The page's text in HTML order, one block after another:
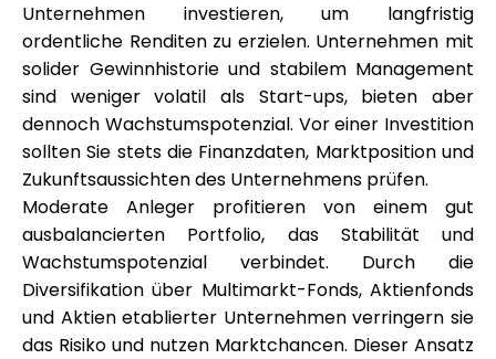
Unternehmen investieren, um langfristig
ordentliche Renditen zu erzielen. Unternehmen mit
solider Gewinnhistorie und stabilem Management
sind weniger volatil als Start-ups, bieten aber
dennoch Wachstumspotenzial. Vor einer Investition
sollten Sie stets die Finanzdaten, Marktposition und
Zukunftsaussichten des Unternehmens prüfen.
Moderate Anleger profitieren von einem gut
ausbalancierten Portfolio, das Stabilität und
Wachstumspotenzial verbindet. Durch die
Diversifikation über Multimarkt-Fonds, Aktienfonds
und Aktien etablierter Unternehmen verringern sie
das Risiko und nutzen Marktchancen. Dieser Ansatz